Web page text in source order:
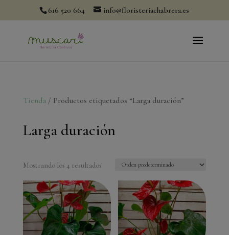
616 520 664 info@floristeriachabrera.es
Tienda/ Productos etiquetados “Larga duración”
Larga duración
Mostrando los 4 resultados
modal-check